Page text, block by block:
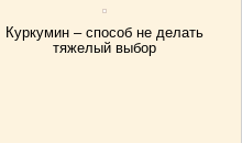
Куркумин – способ не делать
тяжелый выбор